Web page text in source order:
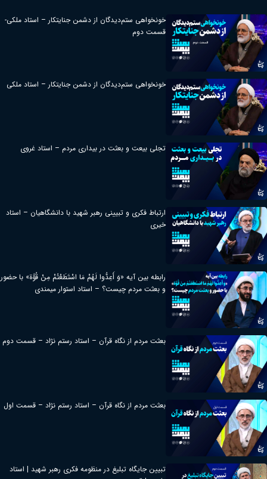
خونخواهی ستم‌دیدگان از دشمن جنایتکار – استاد ملکی-
قسمت دوم
خونخواهی ستم‌دیدگان از دشمن جنایتکار – استاد ملکی
تجلی بیعت و بعثت در بیداری مردم – استاد غروی
ارتباط فکری و تبیینی رهبر شهید با دانشگاهیان – استاد
خیری
رابطه بین آیه «وَ أَعِدُّوا لَهُمْ مَا اسْتَطَعْتُمْ مِنْ قُوَّة» با حضور
و بعثت مردم چیست؟ – استاد استوار میمندی
بعثت مردم از نگاه قرآن – استاد رستم نژاد – قسمت دوم
بعثت مردم از نگاه قرآن – استاد رستم نژاد – قسمت اول
تبیین جایگاه تبلیغ در منظومه فکری رهبر شهید | استاد